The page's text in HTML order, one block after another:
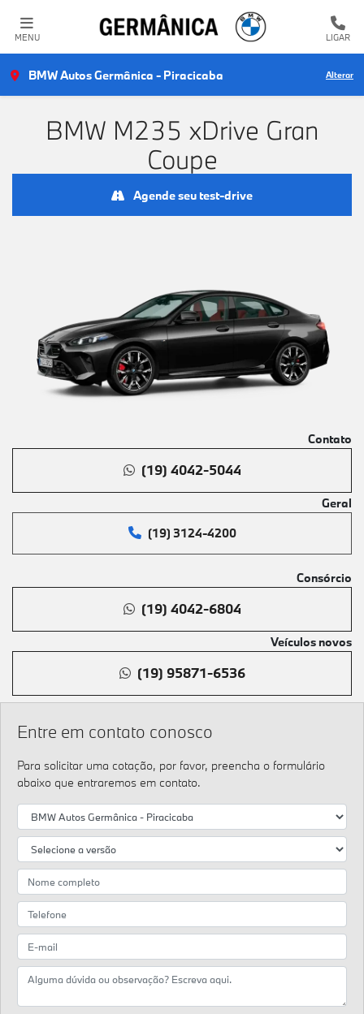
MENU LIGAR
BMW Autos Germânica - Piracicaba Alterar
BMW M235 xDrive Gran
Coupe
Agende seu test-drive
Entre em contato conosco
Para solicitar uma cotação, por favor, preencha o formulário
abaixo que entraremos em contato.
Contato
(19) 4042-5044
Geral
(19) 3124-4200
Consórcio
(19) 4042-6804
Veículos novos
(19) 95871-6536